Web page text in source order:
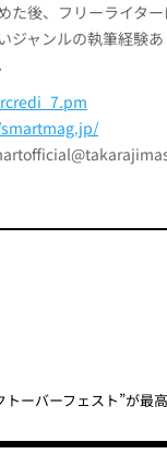
た後、フリーライタ
ジャンルの執筆経験